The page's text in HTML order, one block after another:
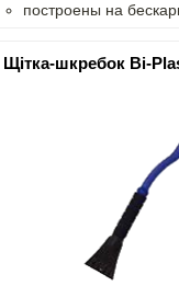
построены на
Щітка-шкребок Bi-